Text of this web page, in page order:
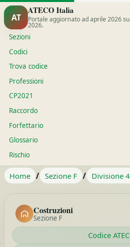
AT
ATECO Italia
Portale aggiornato ad aprile 2026
2026.
Sezioni
Codici
Trova codice
Professioni
CP2021
Raccordo
Forfettario
Glossario
Rischio
Home / Sezione F / Divisione
Costruzioni
Sezione F
Codice